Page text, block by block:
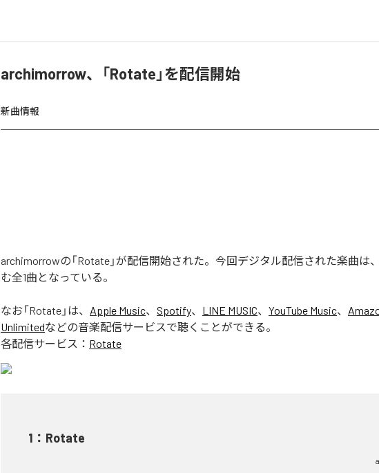
archimorrow、「Rotate」を配信開始
新曲情報
archimorrowの「Rotate」が配信開始された。今回デジタル配信された楽曲は、
む全1曲となっている。
なお「Rotate 」は、 Apple Music、 Spotify、 LINE MUSIC、 YouTube Music、
Unlimitedなどの音楽配信サービスで聴くことができる。
各配信サービス： Rotate
1 ： Rotate